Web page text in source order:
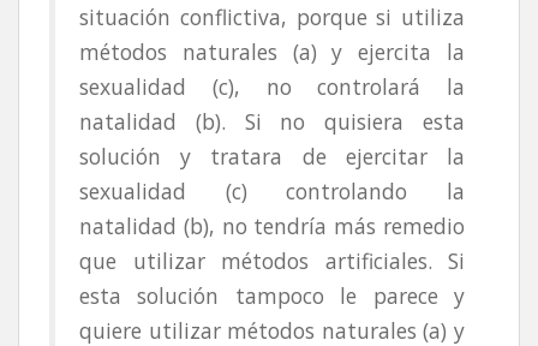
situación conflictiva, porque si utiliza
métodos naturales (a) y ejercita la
sexualidad (c), no controlará la
natalidad (b). Si no quisiera esta
solución y tratara de ejercitar la
sexualidad (c) controlando la
natalidad (b), no tendría más remedio
que utilizar métodos artificiales. Si
esta solución tampoco le parece y
quiere utilizar métodos naturales (a) y